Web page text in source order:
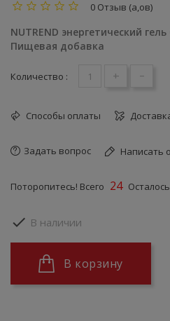
0 Отзыв (а,ов)
NUTREND энергетический гель
Пищевая добавка
Количество : + -
Способы оплаты
Задать вопрос Написать
Поторопитесь! Всего 24
 В наличии
В корзину